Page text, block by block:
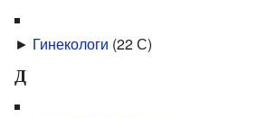
► Гинекологи (22 С)
Д